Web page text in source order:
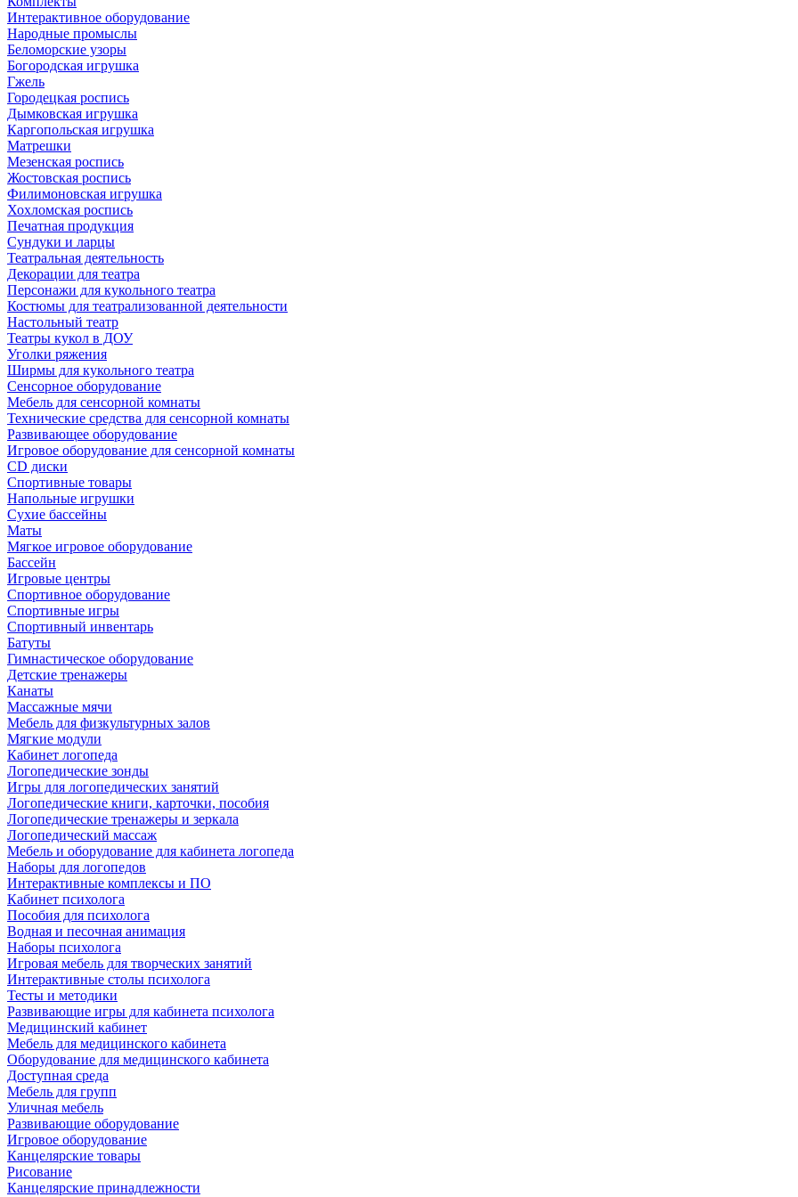
Интерактивное оборудование
Народные промыслы
Беломорские узоры
Богородская игрушка
Гжель
Городецкая роспись
Дымковская игрушка
Каргопольская игрушка
Матрешки
Мезенская роспись
Жостовская роспись
Филимоновская игрушка
Хохломская роспись
Печатная продукция
Сундуки и ларцы
Театральная деятельность
Декорации для театра
Персонажи для кукольного театра
Костюмы для театрализованной деятельности
Настольный театр
Театры кукол в ДОУ
Уголки ряжения
Ширмы для кукольного театра
Сенсорное оборудование
Мебель для сенсорной комнаты
Технические средства для сенсорной комнаты
Развивающее оборудование
Игровое оборудование для сенсорной комнаты
CD диски
Спортивные товары
Напольные игрушки
Сухие бассейны
Маты
Мягкое игровое оборудование
Бассейн
Игровые центры
Спортивное оборудование
Спортивные игры
Спортивный инвентарь
Батуты
Гимнастическое оборудование
Детские тренажеры
Канаты
Массажные мячи
Мебель для физкультурных залов
Мягкие модули
Кабинет логопеда
Логопедические зонды
Игры для логопедических занятий
Логопедические книги, карточки, пособия
Логопедические тренажеры и зеркала
Логопедический массаж
Мебель и оборудование для кабинета логопеда
Наборы для логопедов
Интерактивные комплексы и ПО
Кабинет психолога
Пособия для психолога
Водная и песочная анимация
Наборы психолога
Игровая мебель для творческих занятий
Интерактивные столы психолога
Тесты и методики
Развивающие игры для кабинета психолога
Медицинский кабинет
Мебель для медицинского кабинета
Оборудование для медицинского кабинета
Доступная среда
Мебель для групп
Уличная мебель
Развивающие оборудование
Игровое оборудование
Канцелярские товары
Рисование
Канцелярские принадлежности